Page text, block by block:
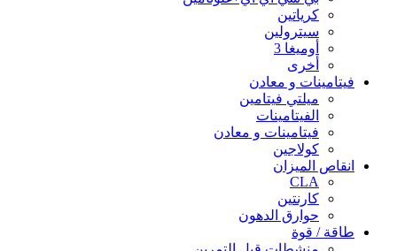
كرياتين
سيترولين
أوميغا 3
أخرى
فيتامينات و معادن
ميلتي فيتامين
الفيتامينات
فيتامينات و معادن
كولاجين
انقاص الميزان
CLA
كارنتين
حوارق الدهون
طاقة / قوة